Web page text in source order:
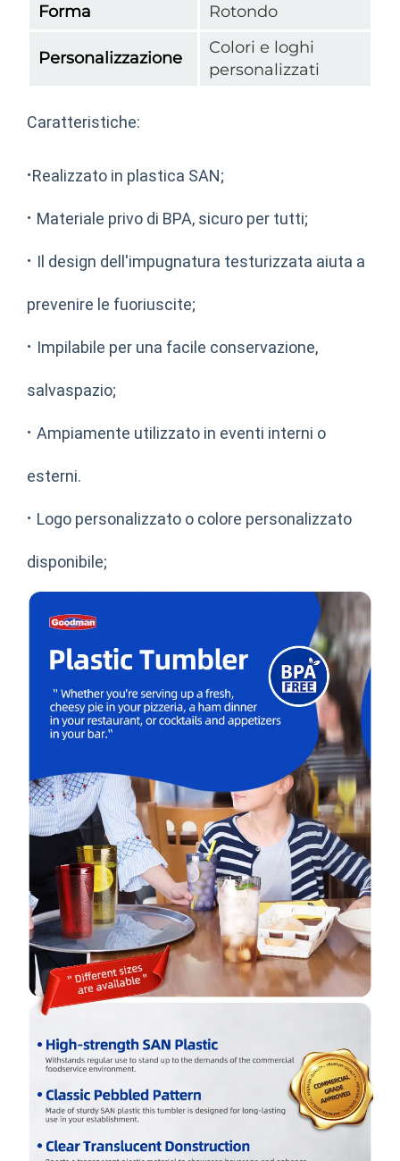
Forma
Rotondo
Personalizzazione
Colori e loghi
personalizzati
Caratteristiche:
·Realizzato in plastica SAN;
· Materiale privo di BPA, sicuro per tutti;
· Il design dell'impugnatura testurizzata aiuta a
prevenire le fuoriuscite;
· Impilabile per una facile conservazione,
salvaspazio;
· Ampiamente utilizzato in eventi interni o
esterni.
· Logo personalizzato o colore personalizzato
disponibile;